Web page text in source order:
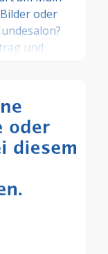
oder
und
die